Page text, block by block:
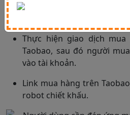
như: Alibo, chiết khấu
Thực hiện giao dịch
Taobao, sau đó người
vào tài khoản.
Link mua hàng trên
robot chiết khấu.